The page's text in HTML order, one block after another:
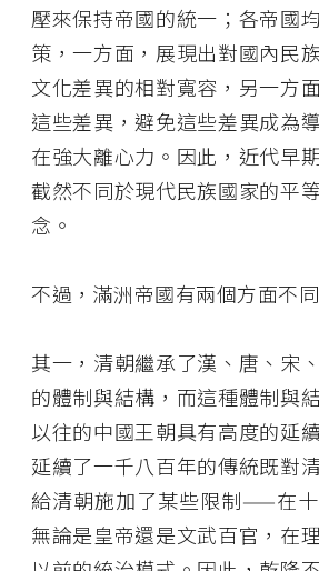
壓來保持帝國的統一；各帝國
策，一方面，展現出對國內民
文化差異的相對寬容，另一方
這些差異，避免這些差異成為
在強大離心力。因此，近代早
截然不同於現代民族國家的平
念。
不過，滿洲帝國有兩個方面不
其一，清朝繼承了漢、唐、宋
的體制與結構，而這種體制與
以往的中國王朝具有高度的延
延續了一千八百年的傳統既對
給清朝施加了某些限制——在十
無論是皇帝還是文武百官，在